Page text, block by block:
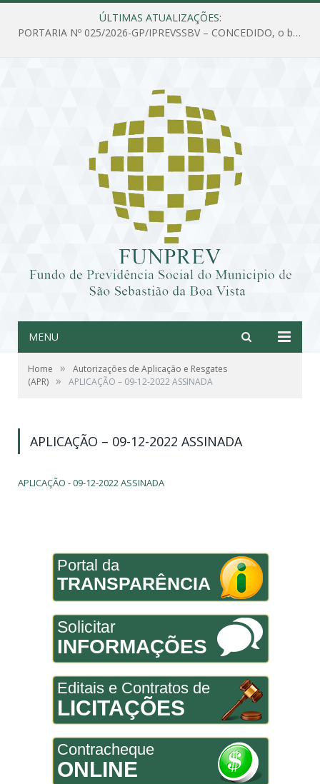
ÚLTIMAS ATUALIZAÇÕES:
PORTARIA Nº 025/2026-GP/IPREVSSBV – CONCEDIDO, o benefício de PENSÃO a MARIA ESTELA DOS SANTOS SOUZA
MENU
Home »
Autorizações de Aplicação e Resgates
(APR) » APLICAÇÃO – 09-12-2022 ASSINADA
APLICAÇÃO – 09-12-2022 ASSINADA
APLICAÇÃO - 09-12-2022 ASSINADA
Portal da
TRANSPARÊNCIA
Solicitar
INFORMAÇÕES
Editais e Contratos de
LICITAÇÕES
Contracheque
ONLINE